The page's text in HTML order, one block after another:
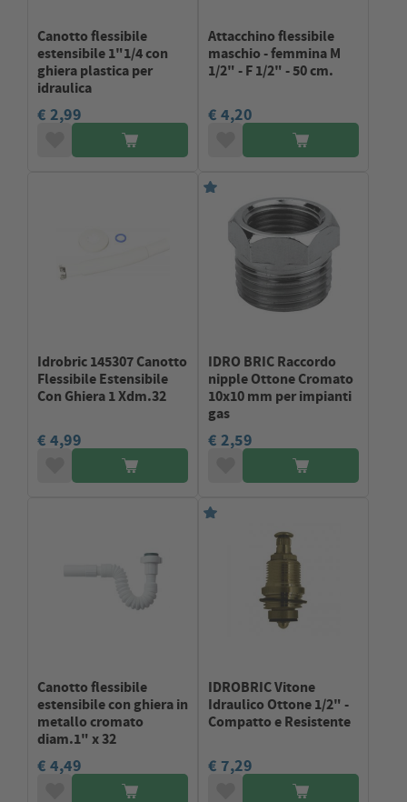
Canotto flessibile
estensibile 1"1/4 con
ghiera plastica per
idraulica
€ 2,99
Attacchino flessibile
maschio - femmina M
1/2" - F 1/2" - 50 cm.
€ 4,20
Idrobric 145307 Canotto
Flessibile Estensibile
Con Ghiera 1 Xdm.32
€ 4,99
IDRO BRIC Raccordo
nipple Ottone Cromato
10x10 mm per impianti
gas
€ 2,59
Canotto flessibile
estensibile con ghiera in
metallo cromato
diam.1" x 32
€ 4,49
IDROBRIC Vitone
Idraulico Ottone 1/2" -
Compatto e Resistente
€ 7,29